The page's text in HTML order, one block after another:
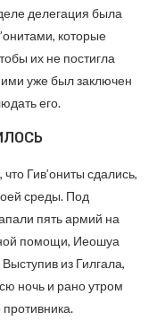
делегация была
которые
их не постигла
уже был заключен
его.
Гив’ониты сдались,
среды. Под
пять армий на
помощи, Иеошуа
из Гилгала,
ночь и рано утром